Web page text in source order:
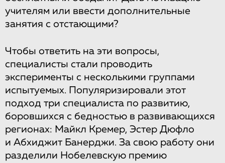
учителям или ввести дополнительные
занятия с отстающими?
Чтобы ответить на эти вопросы,
специалисты стали проводить
эксперименты с несколькими группами
испытуемых. Популяризировали этот
подход три специалиста по развитию,
боровшихся с бедностью в развивающихся
регионах: Майкл Кремер, Эстер Дюфло
и Абхиджит Банерджи. За свою работу они
разделили Нобелевскую премию